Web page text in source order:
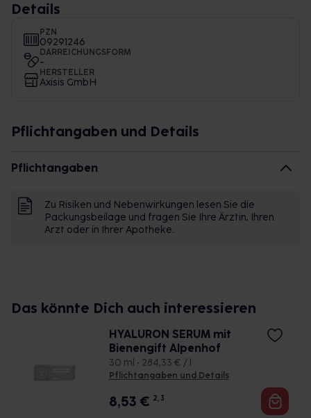
Details
PZN
09291246
DARREICHUNGSFORM
-
HERSTELLER
Axisis GmbH
Pflichtangaben und Details
Pflichtangaben
Zu Risiken und Nebenwirkungen lesen Sie die
Packungsbeilage und fragen Sie Ihre Ärztin, Ihren
Arzt oder in Ihrer Apotheke.
Das könnte Dich auch interessieren
HYALURON SERUM mit
Bienengift Alpenhof
30 ml • 284,33 € / l
Pflichtangaben und Details
8,53 € 2, 3